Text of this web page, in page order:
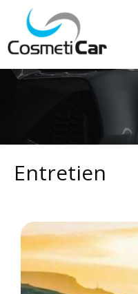
Entretien